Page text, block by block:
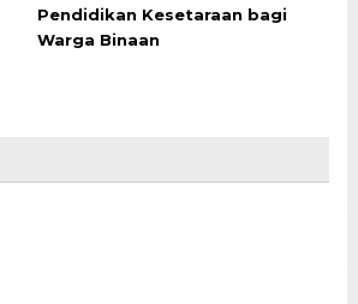
Pendidikan Kesetaraan bagi
Warga Binaan